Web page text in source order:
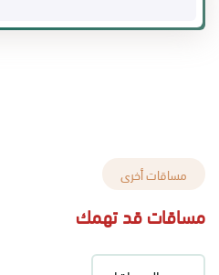
مساقات أخرى
مساقات قد تهمك